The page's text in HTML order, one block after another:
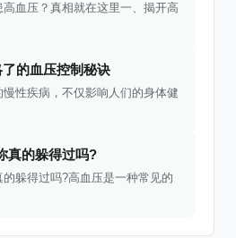
血压？真相就在这里一、揭开高
的血压控制秘诀
性疾病，不仅影响人们的身体健
真的躲得过吗?
躲得过吗?高血压是一种常见的